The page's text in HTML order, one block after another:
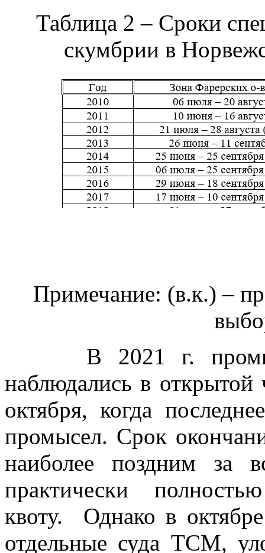
Таблица 2 – Сроки
скумбрии в
Примечание: (в.к.) –
В 2021 г.
наблюдались в
октября, когда
промысел. Срок
наиболее поздним за
практически
квоту. Однако в
отдельные суда ТСМ,